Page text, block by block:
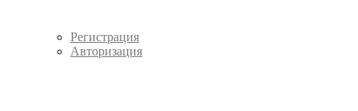
Регистрация
Авторизация